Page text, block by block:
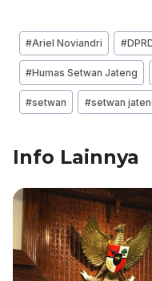
c
e
b
o
k
k
e
dI
n
Post
Tags:
#Ariel Noviandri #
#Humas Setwan Jateng
#setwan #setwan
Info Lainnya